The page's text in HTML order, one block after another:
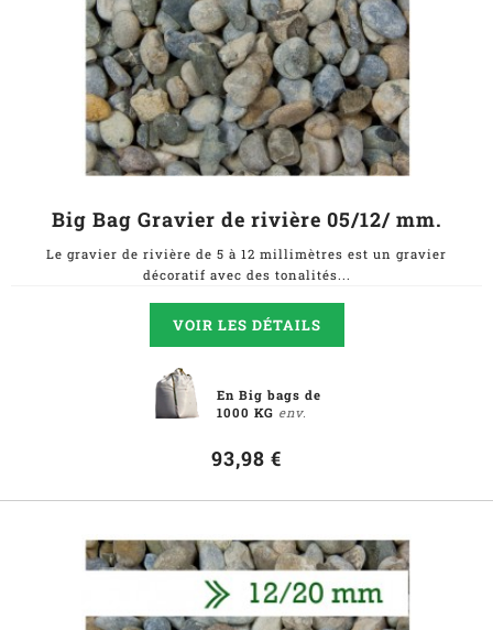
Big Bag Gravier de rivière 05/12/ mm.
Le gravier de rivière de 5 à 12 millimètres est un gravier
décoratif avec des tonalités...
VOIR LES DÉTAILS
En Big bags de
1000 KG env.
93,98 €